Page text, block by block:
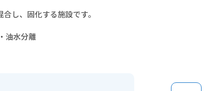
し、固化する施設です。
油水分離